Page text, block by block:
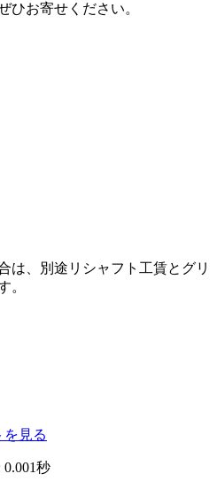
ひお寄せください。
は、別途リシャフト工賃とグリ
。
を見る
秒